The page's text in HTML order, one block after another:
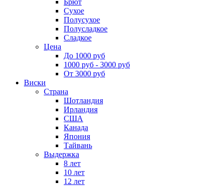
Сухое
Полусухое
Полусладкое
Сладкое
Цена
До 1000 руб
1000 руб - 3000 руб
От 3000 руб
Виски
Страна
Шотландия
Ирландия
США
Канада
Япония
Тайвань
Выдержка
8 лет
10 лет
12 лет